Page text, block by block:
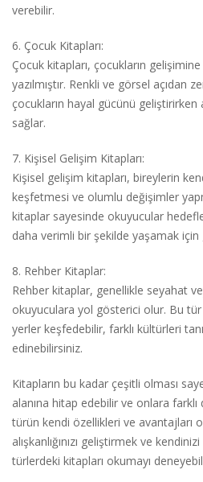
verebilir.
6. Çocuk Kitapları:
Çocuk kitapları, çocukların
yazılmıştır. Renkli ve görsel açıdan
çocukların hayal gücünü
sağlar.
7. Kişisel Gelişim Kitapları:
Kişisel gelişim kitapları, bireylerin
keşfetmesi ve olumlu değişimler
kitaplar sayesinde okuyucular
daha verimli bir şekilde yaşamak
8. Rehber Kitaplar:
Rehber kitaplar, genellikle seyahat
okuyuculara yol gösterici olur. Bu
yerler keşfedebilir, farklı kültürleri
edinebilirsiniz.
Kitapların bu kadar çeşitli olması
alanına hitap edebilir ve onlara
türün kendi özellikleri ve avantajları
alışkanlığınızı geliştirmek ve
türlerdeki kitapları okumayı